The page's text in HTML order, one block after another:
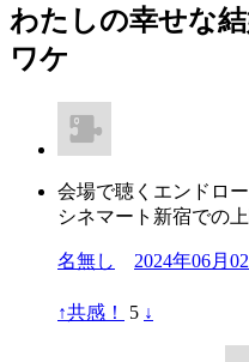
わたしの幸せな
ワケ
会場で聴くエンドロ
シネマート新宿での
名無し 2024年06月
↑共感！ 5 ↓